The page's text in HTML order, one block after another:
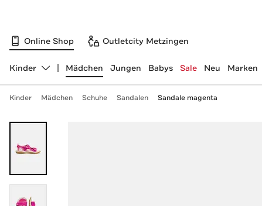
Online Shop Outletcity Metzingen
Abteilung ändern, ausgewählt:
Kinder Mädchen Jungen Babys Sale Neu Marken
Kinder Mädchen Schuhe Sandalen Sandale magenta